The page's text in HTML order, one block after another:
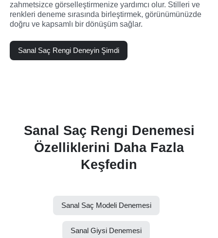
zahmetsizce görselleştirmenize yardımcı olur. Stilleri ve
renkleri deneme sırasında birleştirmek, görünümünüzde
doğru ve kapsamlı bir dönüşüm sağlar.
Sanal Saç Rengi Deneyin Şimdi
Sanal Saç Rengi Denemesi
Özelliklerini Daha Fazla
Keşfedin
Sanal Saç Modeli Denemesi
Sanal Giysi Denemesi